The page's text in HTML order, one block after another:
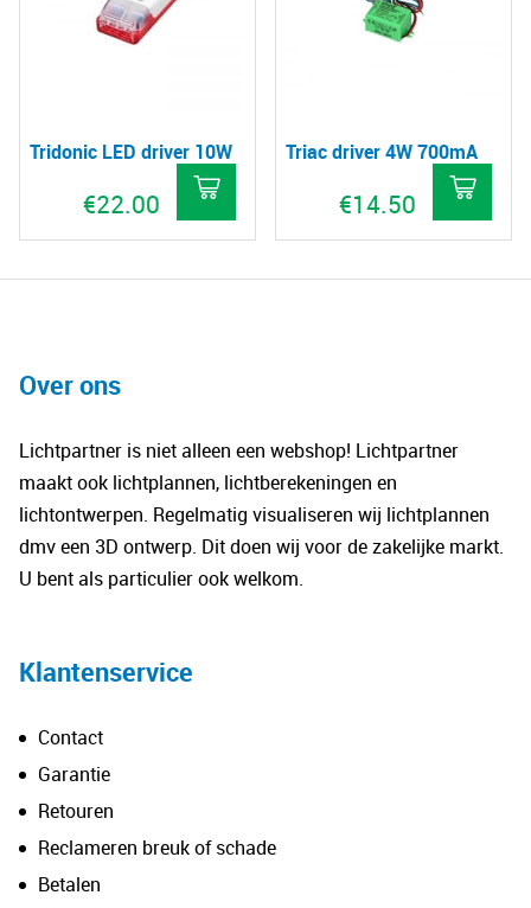
Tridonic LED driver 10W
€22.00
Triac driver 4W 700mA
€14.50
Over ons
Lichtpartner is niet alleen een webshop! Lichtpartner
maakt ook lichtplannen, lichtberekeningen en
lichtontwerpen. Regelmatig visualiseren wij lichtplannen
dmv een 3D ontwerp. Dit doen wij voor de zakelijke markt.
U bent als particulier ook welkom.
Klantenservice
Contact
Garantie
Retouren
Reclameren breuk of schade
Betalen